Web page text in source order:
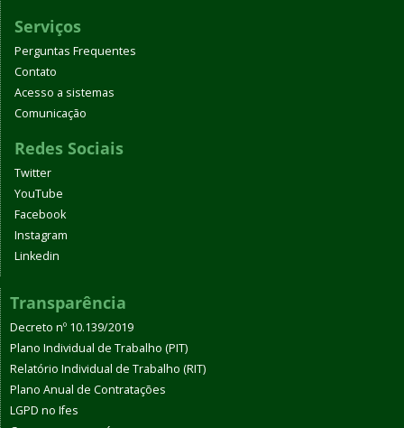
Serviços
Perguntas Frequentes
Contato
Acesso a sistemas
Comunicação
Redes Sociais
Twitter
YouTube
Facebook
Instagram
Linkedin
Transparência
Decreto nº 10.139/2019
Plano Individual de Trabalho (PIT)
Relatório Individual de Trabalho (RIT)
Plano Anual de Contratações
LGPD no Ifes